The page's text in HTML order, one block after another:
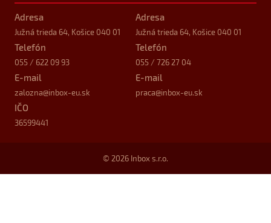
Adresa
Južná trieda 64, Košice 040 01
Telefón
055 / 622 09 93
E-mail
zalozna@inbox-eu.sk
IČO
36599441
Adresa
Južná trieda 64, Košice 040 01
Telefón
055 / 726 27 04
E-mail
praca@inbox-eu.sk
© 2026 Inbox s.r.o.